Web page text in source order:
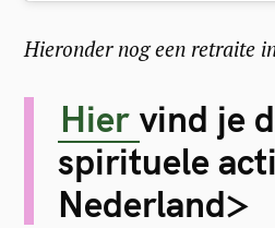
Hieronder nog een retraite
Hier vind je
spirituele
Nederland>
S
e
a